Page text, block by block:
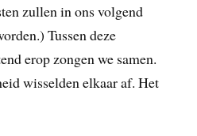
zullen in ons volgend
Tussen deze
erop zongen we samen.
wisselden elkaar af. Het